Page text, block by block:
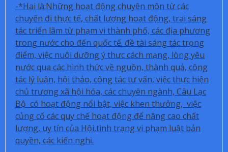
-*Hai là:Những hoạt động chuyên môn từ các
chuyến đi thực tế, chất lượng hoạt động, trai sáng
tác triển lãm từ phạm vi thành phố, các địa phương
trong nước cho đến quốc tế. đề tài sáng tác trọng
điểm, việc nuôi dưỡng ý thưc cách mạng, lòng yêu
nước qua các hình thức về nguồn, thành quả, công
tác lý luận, hội thảo, công tác tư vấn, việc thực hiện
chủ trương xã hội hóa, các chuyên ngành, Câu Lạc
Bộ có hoạt động nổi bật, việc khen thưởng, việc
củng cố các quy chế hoạt động để nâng cao chất
lượng, uy tín của Hội,tình trạng vi phạm luật bản
quyền, các kiến nghị.